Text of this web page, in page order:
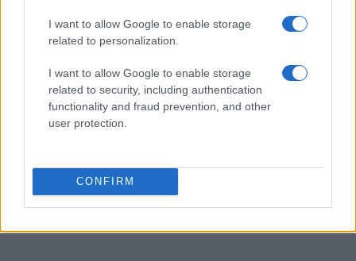
I want to allow Google to enable storage
related to personalization.
I want to allow Google to enable storage
related to security, including authentication
functionality and fraud prevention, and other
user protection.
CONFIRM
Infos Rédaction